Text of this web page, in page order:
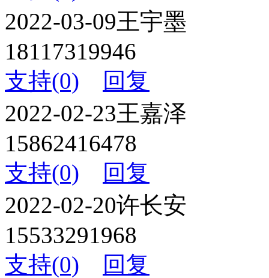
2022-03-09王宇墨
18117319946
支持(0)
回复
2022-02-23王嘉泽
15862416478
支持(0)
回复
2022-02-20许长安
15533291968
支持(0)
回复